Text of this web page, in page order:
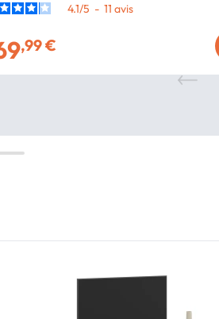
4.1/5 - 11 avis
,99 €